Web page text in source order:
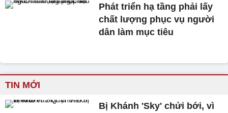
Phát triển hạ tầng phải lấy
chất lượng phục vụ người
dân làm mục tiêu
TIN MỚI
Bị Khánh 'Sky' chửi bới, vì